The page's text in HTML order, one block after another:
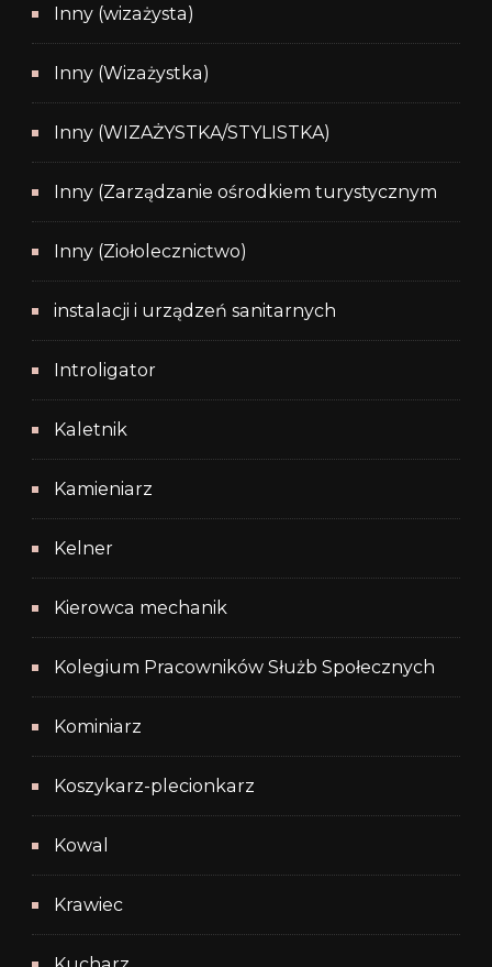
Inny (wizażysta)
Inny (Wizażystka)
Inny (WIZAŻYSTKA/STYLISTKA)
Inny (Zarządzanie ośrodkiem turystycznym
Inny (Ziołolecznictwo)
instalacji i urządzeń sanitarnych
Introligator
Kaletnik
Kamieniarz
Kelner
Kierowca mechanik
Kolegium Pracowników Służb Społecznych
Kominiarz
Koszykarz-plecionkarz
Kowal
Krawiec